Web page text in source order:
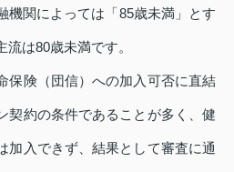
機関によっては「85歳未満」とす
は80歳未満です。
保険（団信）への加入可否に直結
契約の条件であることが多く、健
加入できず、結果として審査に通